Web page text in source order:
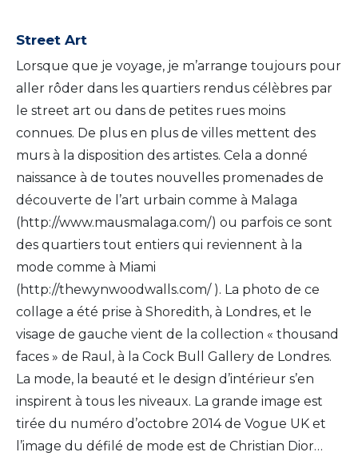
Street Art
Lorsque que je voyage, je m’arrange toujours pour
aller rôder dans les quartiers rendus célèbres par
le street art ou dans de petites rues moins
connues. De plus en plus de villes mettent des
murs à la disposition des artistes. Cela a donné
naissance à de toutes nouvelles promenades de
découverte de l’art urbain comme à Malaga
(http://www.mausmalaga.com/) ou parfois ce sont
des quartiers tout entiers qui reviennent à la
mode comme à Miami
(http://thewynwoodwalls.com/ ). La photo de ce
collage a été prise à Shoredith, à Londres, et le
visage de gauche vient de la collection « thousand
faces » de Raul, à la Cock Bull Gallery de Londres.
La mode, la beauté et le design d’intérieur s’en
inspirent à tous les niveaux. La grande image est
tirée du numéro d’octobre 2014 de Vogue UK et
l’image du défilé de mode est de Christian Dior…